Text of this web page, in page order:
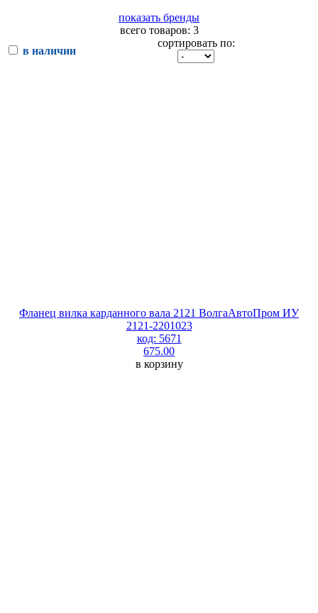
показать бренды
всего товаров: 3
в наличии
сортировать по:
Фланец вилка карданного вала 2121 ВолгаАвтоПром ИУ
2121-2201023
код: 5671
675.00
в корзину